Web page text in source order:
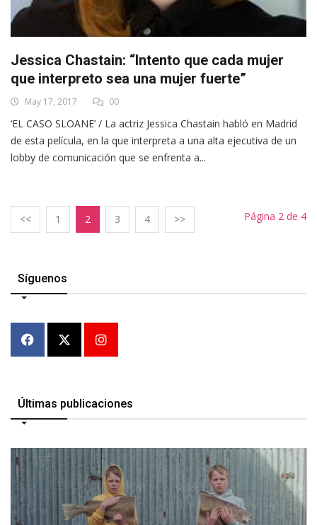
Jessica Chastain: “Intento que cada mujer
que interpreto sea una mujer fuerte”
May 17, 2017 00
‘EL CASO SLOANE’ / La actriz Jessica Chastain habló en Madrid
de esta película, en la que interpreta a una alta ejecutiva de un
lobby de comunicación que se enfrenta a...
<< 1 2 3 4 >> Página 2 de 4
Síguenos
Últimas publicaciones